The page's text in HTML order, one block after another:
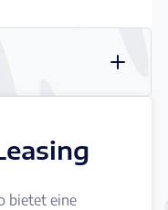
bietet eine